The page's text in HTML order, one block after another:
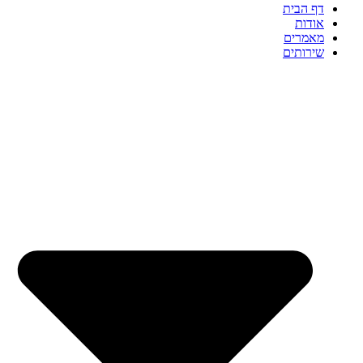
דף הבית
אודות
מאמרים
שירותים